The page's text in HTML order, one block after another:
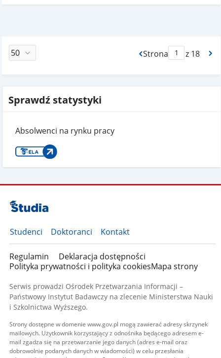
Strona
Max Stronaz 18
Sprawdź statystyki
Absolwenci na rynku pracy
Studenci Doktoranci Kontakt
Regulamin
Deklaracja dostępności
Polityka prywatności i polityka cookiesMapa strony
Serwis prowadzi Ośrodek Przetwarzania Informacji –
Państwowy Instytut Badawczy na zlecenie Ministerstwa Nauki
i Szkolnictwa Wyższego.
Strony dostępne w domenie www.gov.pl mogą zawierać adresy skrzynek
mailowych. Użytkownik korzystający z odnośnika będącego adresem e-
mail zgadza się na przetwarzanie jego danych (adres e-mail oraz
dobrowolnie podanych danych w wiadomości) w celu przesłania